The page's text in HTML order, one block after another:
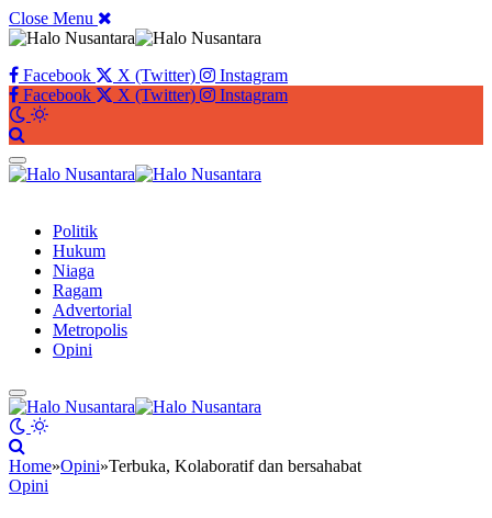
Close Menu
Facebook X (Twitter)
Instagram
Facebook
X (Twitter) Instagram
Politik
Hukum
Niaga
Ragam
Advertorial
Metropolis
Opini
Home»Opini»Terbuka, Kolaboratif dan bersahabat
Opini